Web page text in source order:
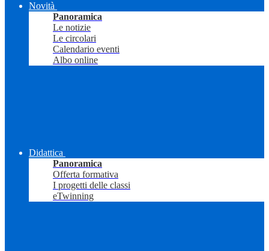
Novità
Panoramica
Le notizie
Le circolari
Calendario eventi
Albo online
Didattica
Panoramica
Offerta formativa
I progetti delle classi
eTwinning